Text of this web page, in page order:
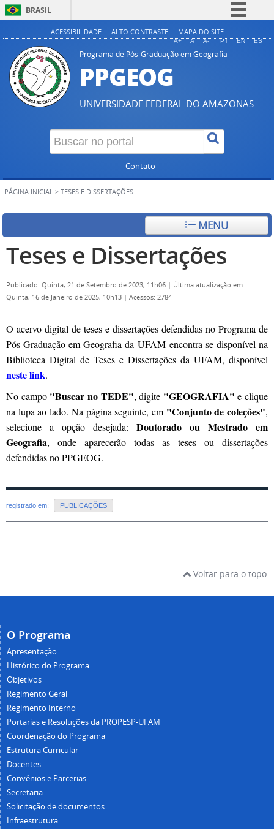
BRASIL
Simplifique!
Comunica BR
Acesso à informação
Legislação
Canais
ACESSIBILIDADE ALTO CONTRASTE MAPA DO SITE
A+ A A- PT EN ES
Programa de Pós-Graduação em Geografia
PPGEOG
UNIVERSIDADE FEDERAL DO AMAZONAS
Contato
PÁGINA INICIAL > TESES E DISSERTAÇÕES
MENU
Teses e Dissertações
Publicado: Quinta, 21 de Setembro de 2023, 11h06 | Última atualização em
Quinta, 16 de Janeiro de 2025, 10h13 | Acessos: 2784
O acervo digital de teses e dissertações defendidas no Programa de
Pós-Graduação em Geografia da UFAM encontra-se disponível na
Biblioteca Digital de Teses e Dissertações da UFAM, disponível
neste link.
No campo "Buscar no TEDE", digite "GEOGRAFIA" e clique
na lupa ao lado. Na página seguinte, em "Conjunto de coleções",
selecione a opção desejada: Doutorado ou Mestrado em
Geografia, onde aparecerão todas as teses ou dissertações
defendidas no PPGEOG.
registrado em: PUBLICAÇÕES
Voltar para o topo
O Programa
Apresentação
Histórico do Programa
Objetivos
Regimento Geral
Regimento Interno
Portarias e Resoluções da PROPESP-UFAM
Coordenação do Programa
Estrutura Curricular
Docentes
Convênios e Parcerias
Secretaria
Solicitação de documentos
Infraestrutura